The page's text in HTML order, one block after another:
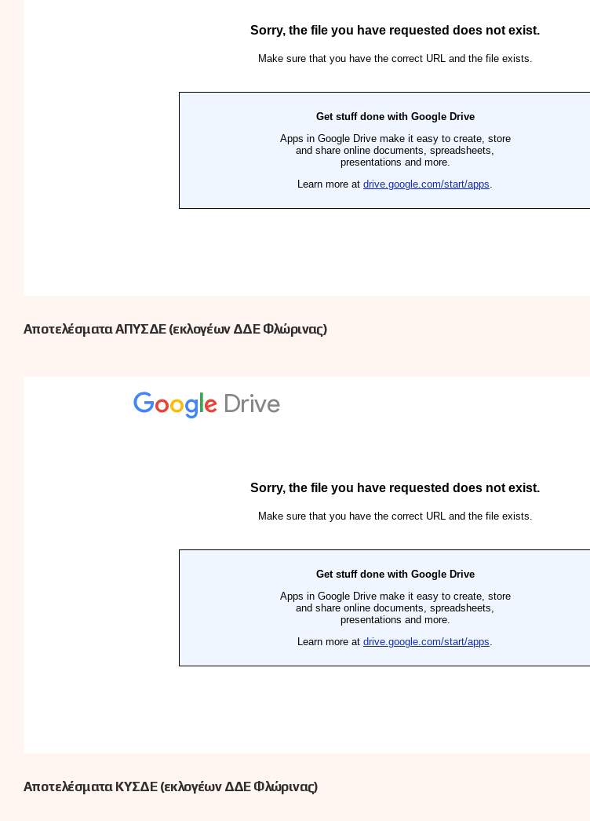
Αποτελέσματα ΑΠΥΣΔΕ (εκλογέων ΔΔΕ Φλώρινας)
Αποτελέσματα ΚΥΣΔΕ (εκλογέων ΔΔΕ Φλώρινας)